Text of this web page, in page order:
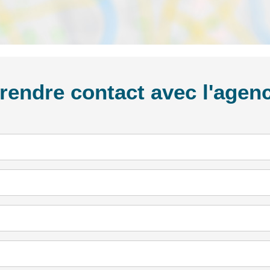
contact avec